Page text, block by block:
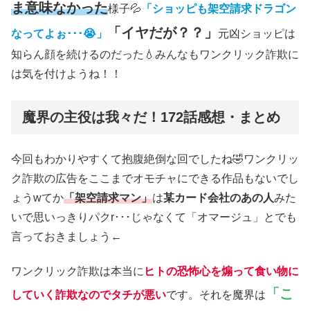
ま意味なかった様子💦 「ショッピも架空請求ドラゴン
なってよぉ･･･😭」 「イヤだが？？」
元凶ショッピは
知らん顔を続けるのだった💧みんなもワンクリック詐欺に
は気を付けようね！！
魔界の主役は我々だ！172話感想・まとめ
今回もわかりやすくて抱腹絶倒な回でしたね🤣ワンクリッ
ク詐欺の広告をここまでオモチャにできる作品もないでし
ょうwてか「架空請求マン」は某カード会社のあの人みた
いで思いっきりパクr･･･じゃなくて「オマージュ」とでも
言っておきましょう←
ワンクリック詐欺は本当に ヒトの恐怖心を煽って食い物に
していく詐欺なのでタチが悪いです。それを魔界は 「こ